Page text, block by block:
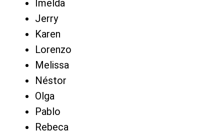
Imelda
Jerry
Karen
Lorenzo
Melissa
Néstor
Olga
Pablo
Rebeca